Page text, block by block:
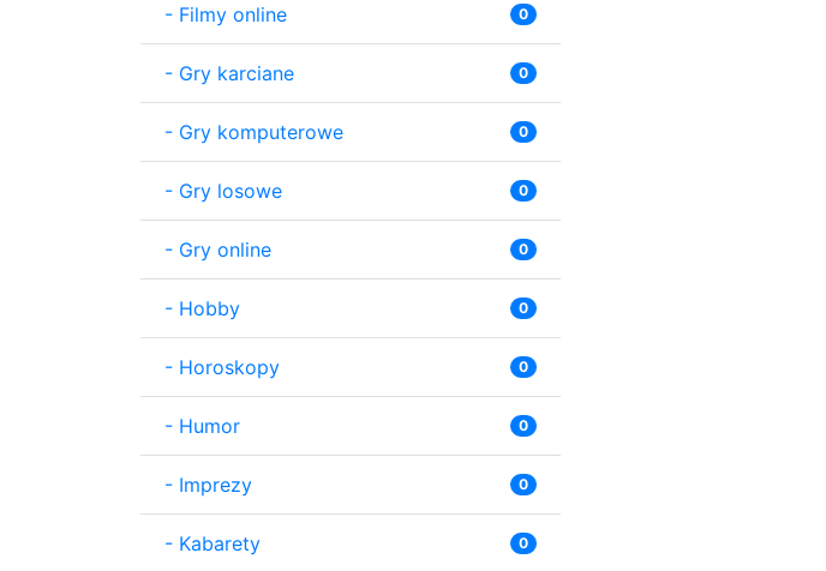
- Filmy online 0
- Gry karciane 0
- Gry komputerowe 0
- Gry losowe 0
- Gry online 0
- Hobby 0
- Horoskopy 0
- Humor 0
- Imprezy 0
- Kabarety 0